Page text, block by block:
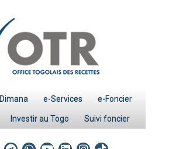
Dimana e-Services e-Foncier
Investir au Togo Suivi foncier